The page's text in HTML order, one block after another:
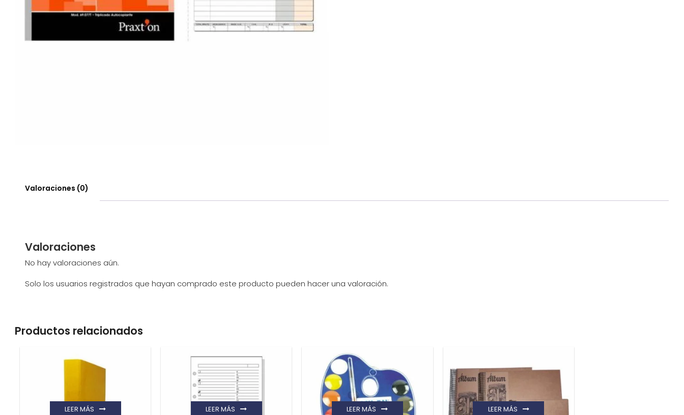
Valoraciones (0)
Valoraciones
No hay valoraciones aún.
Solo los usuarios registrados que hayan comprado este producto pueden hacer una valoración.
Productos relacionados
LEER MÁS LEER MÁS LEER MÁS LEER MÁS